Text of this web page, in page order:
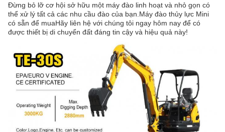
Đừng bỏ lỡ cơ hội sở hữu một máy đào linh hoạt và nhỏ gọn có
thể xử lý tất cả các nhu cầu đào của bạn.Máy đào thủy lực Mini
có sẵn để muaHãy liên hệ với chúng tôi ngay hôm nay để có
được thiết bị di chuyển đất đáng tin cậy và hiệu quả này!